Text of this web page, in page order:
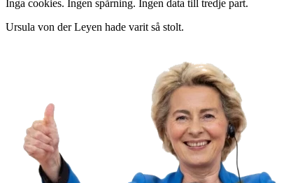
Inga cookies. Ingen spårning. Ingen data till tredje part.
Ursula von der Leyen hade varit så stolt.